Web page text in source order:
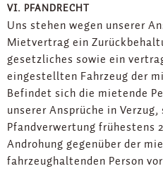
VI. PFANDRECHT
Uns stehen wegen unserer
Mietvertrag ein
gesetzliches sowie ein
eingestellten Fahrzeug der
Befindet sich die mietende
unserer Ansprüche in
Pfandverwertung frühestens
Androhung gegenüber der
fahrzeughaltenden Person